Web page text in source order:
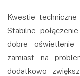
Kwestie
Stabilne
dobre
zamiast na
dodatkowo